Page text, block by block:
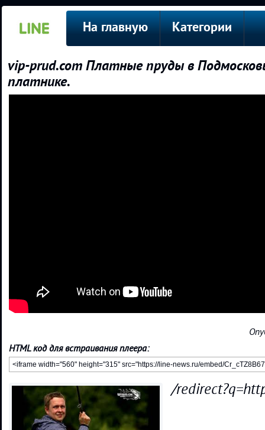
На главную Категории
vip-prud.com Платные пруды в
платнике.
HTML код для встраивания плеера:
/